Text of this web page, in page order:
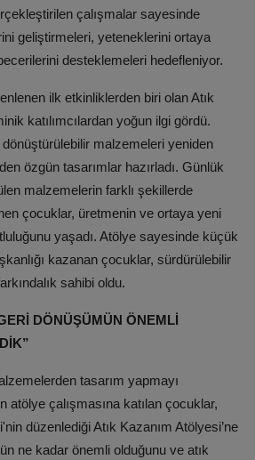
çalışmalar sayesinde
geliştirmeleri, yeteneklerini ortaya
desteklemeleri hedefleniyor.
ilk etkinliklerden biri olan Atık
katılımcılardan yoğun ilgi gördü.
malzemeleri yeniden
özgün tasarımlar hazırladı. Günlük
malzemelerin farklı şekillerde
çocuklar, üretmenin ve ortaya yeni
yaşadı. Atölye sayesinde küçük
kazanan çocuklar, sürdürülebilir
sahibi oldu.
DÖNÜŞÜMÜN ÖNEMLİ
tasarım yapmayı
atölye çalışmasına katılan çocuklar,
düzenlediği Atık Kazanım Atölyesi’ne
ne kadar önemli olduğunu ve atık